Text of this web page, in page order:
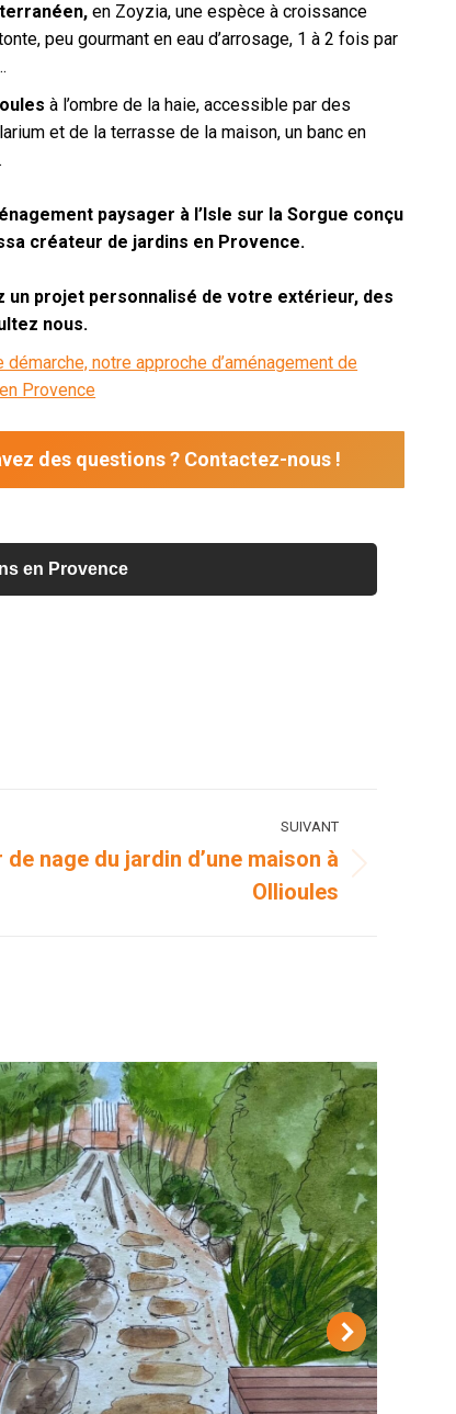
en Zoyzia, une espèce à croissance
peu gourmant en eau d’arrosage, 1 à 2 fois par
à l’ombre de la haie, accessible par des
et de la terrasse de la maison, un banc en
paysager à l’Isle sur la Sorgue conçu
créateur de jardins en Provence.
un projet personnalisé de votre extérieur, des
nous.
notre approche d’aménagement de
Provence
des questions ? Contactez-nous !
en Provence
SUIVANT
nage du jardin d’une maison à
Ollioules